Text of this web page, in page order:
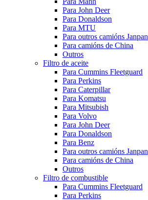
Para John Deer
Para Donaldson
Para MTU
Para outros camións Janpan
Para camións de China
Outros
Filtro de aceite
Para Cummins Fleetguard
Para Perkins
Para Caterpillar
Para Komatsu
Para Mitsubish
Para Volvo
Para John Deer
Para Donaldson
Para Benz
Para outros camións Janpan
Para camións de China
Outros
Filtro de combustible
Para Cummins Fleetguard
Para Perkins